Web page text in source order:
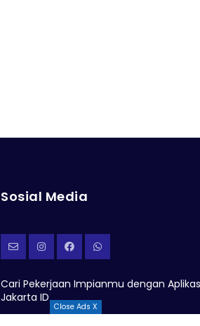
Close Ads X
Sosial Media
Cari Pekerjaan Impianmu dengan
Jakarta ID